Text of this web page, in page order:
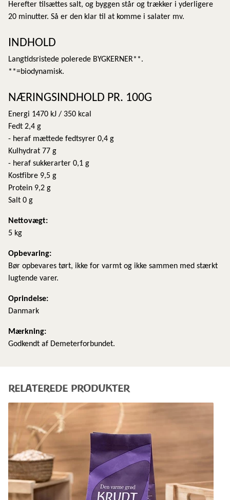
Herefter tilsættes salt, og byggen står og trækker i yderligere
20 minutter. Så er den klar til at komme i salater mv.
INDHOLD
Langtidsristede polerede BYGKERNER**.
**=biodynamisk.
NÆRINGSINDHOLD PR. 100G
Energi 1470 kJ / 350 kcal
Fedt 2,4 g
- heraf mættede fedtsyrer 0,4 g
Kulhydrat 77 g
- heraf sukkerarter 0,1 g
Kostfibre 9,5 g
Protein 9,2 g
Salt 0 g
Nettovægt:
5 kg
Opbevaring:
Bør opbevares tørt, ikke for varmt og ikke sammen med stærkt
lugtende varer.
Oprindelse:
Danmark
Mærkning:
Godkendt af Demeterforbundet.
RELATEREDE PRODUKTER